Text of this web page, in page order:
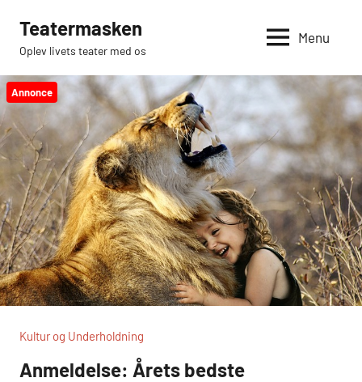
indhold
Teatermasken
Oplev livets teater med os
Menu
Annonce
Kultur og Underholdning
Anmeldelse: Årets bedste